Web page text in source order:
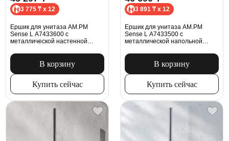
3 775 ₸ x 12
Ершик для унитаза AM.PM
Sense L A7433600 с
металлической настенной
В корзину
Купить сейчас
3 891 ₸ x 12
Ершик для унитаза AM.PM
Sense L A7433500 с
металлической напольной
В корзину
Купить сейчас